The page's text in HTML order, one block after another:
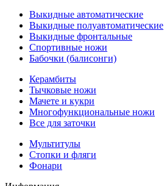
Выкидные автоматические
Выкидные полуавтоматические
Выкидные фронтальные
Спортивные ножи
Бабочки (балисонги)
Керамбиты
Тычковые ножи
Мачете и кукри
Многофункциональные ножи
Все для заточки
Мультитулы
Стопки и фляги
Фонари